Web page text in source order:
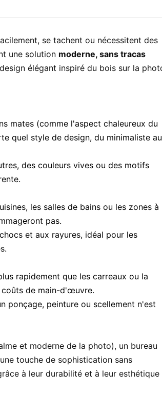
se tachent ou nécessitent des
une solution moderne, sans tracas
élégant inspiré du bois sur la
mates (comme l'aspect chaleureux du
quel style de design, du minimaliste au
des couleurs vives ou des motifs
les salles de bains ou les zones à
pas.
et aux rayures, idéal pour les
rapidement que les carreaux ou la
coûts de main-d'œuvre.
ponçage, peinture ou scellement n'est
et moderne de la photo), un bureau
touche de sophistication sans
à leur durabilité et à leur esthétique